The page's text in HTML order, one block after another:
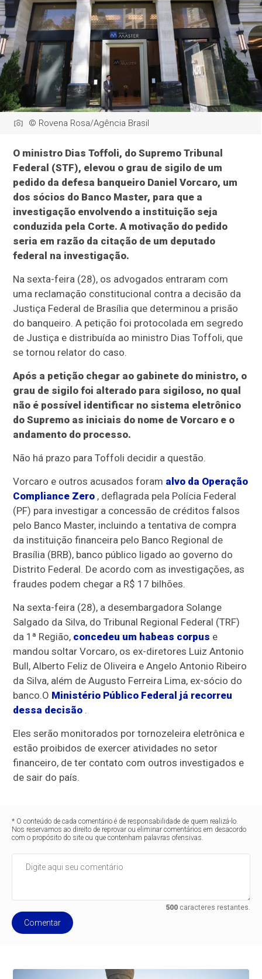
© Rovena Rosa/Agência Brasil
O ministro Dias Toffoli, do Supremo Tribunal
Federal (STF), elevou o grau de sigilo de um
pedido da defesa banqueiro Daniel Vorcaro, um
dos sócios do Banco Master, para que a
investigação envolvendo a instituição seja
conduzida pela Corte. A motivação do pedido
seria em razão da citação de um deputado
federal na investigação.
Na sexta-feira (28), os advogados entraram com
uma reclamação constitucional contra a decisão da
Justiça Federal de Brasília que determinou a prisão
do banqueiro. A petição foi protocolada em segredo
de Justiça e distribuída ao ministro Dias Toffoli, que
se tornou relator do caso.
Após a petição chegar ao gabinete do ministro, o
grau de sigilo foi alterado para sigiloso, no qual
não é possível identificar no sistema eletrônico
do Supremo as iniciais do nome de Vorcaro e o
andamento do processo.
Não há prazo para Toffoli decidir a questão.
Vorcaro e outros acusados foram alvo da Operação
Compliance Zero , deflagrada pela Polícia Federal
(PF) para investigar a concessão de créditos falsos
pelo Banco Master, incluindo a tentativa de compra
da instituição financeira pelo Banco Regional de
Brasília (BRB), banco público ligado ao governo do
Distrito Federal. De acordo com as investigações, as
fraudes podem chegar a R$ 17 bilhões.
Na sexta-feira (28), a desembargadora Solange
Salgado da Silva, do Tribunal Regional Federal (TRF)
da 1ª Região, concedeu um habeas corpus e
mandou soltar Vorcaro, os ex-diretores Luiz Antonio
Bull, Alberto Feliz de Oliveira e Angelo Antonio Ribeiro
da Silva, além de Augusto Ferreira Lima, ex-sócio do
banco.O Ministério Público Federal já recorreu
dessa decisão .
Eles serão monitorados por tornozeleira eletrônica e
estão proibidos de exercer atividades no setor
financeiro, de ter contato com outros investigados e
de sair do país.
* O conteúdo de cada comentário é de responsabilidade de quem realizá-lo.
Nos reservamos ao direito de reprovar ou eliminar comentários em desacordo
com o propósito do site ou que contenham palavras ofensivas.
500caracteres restantes.
Comentar